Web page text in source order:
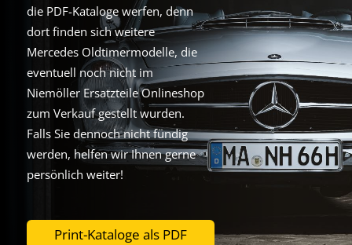
die PDF-Kataloge werfen, denn
dort finden sich weitere
Mercedes Oldtimermodelle, die
eventuell noch nicht im
Niemöller Ersatzteile Onlineshop
zum Verkauf gestellt wurden.
Falls Sie dennoch nicht fündig
werden, helfen wir Ihnen gerne
persönlich weiter!
Print-Kataloge als PDF